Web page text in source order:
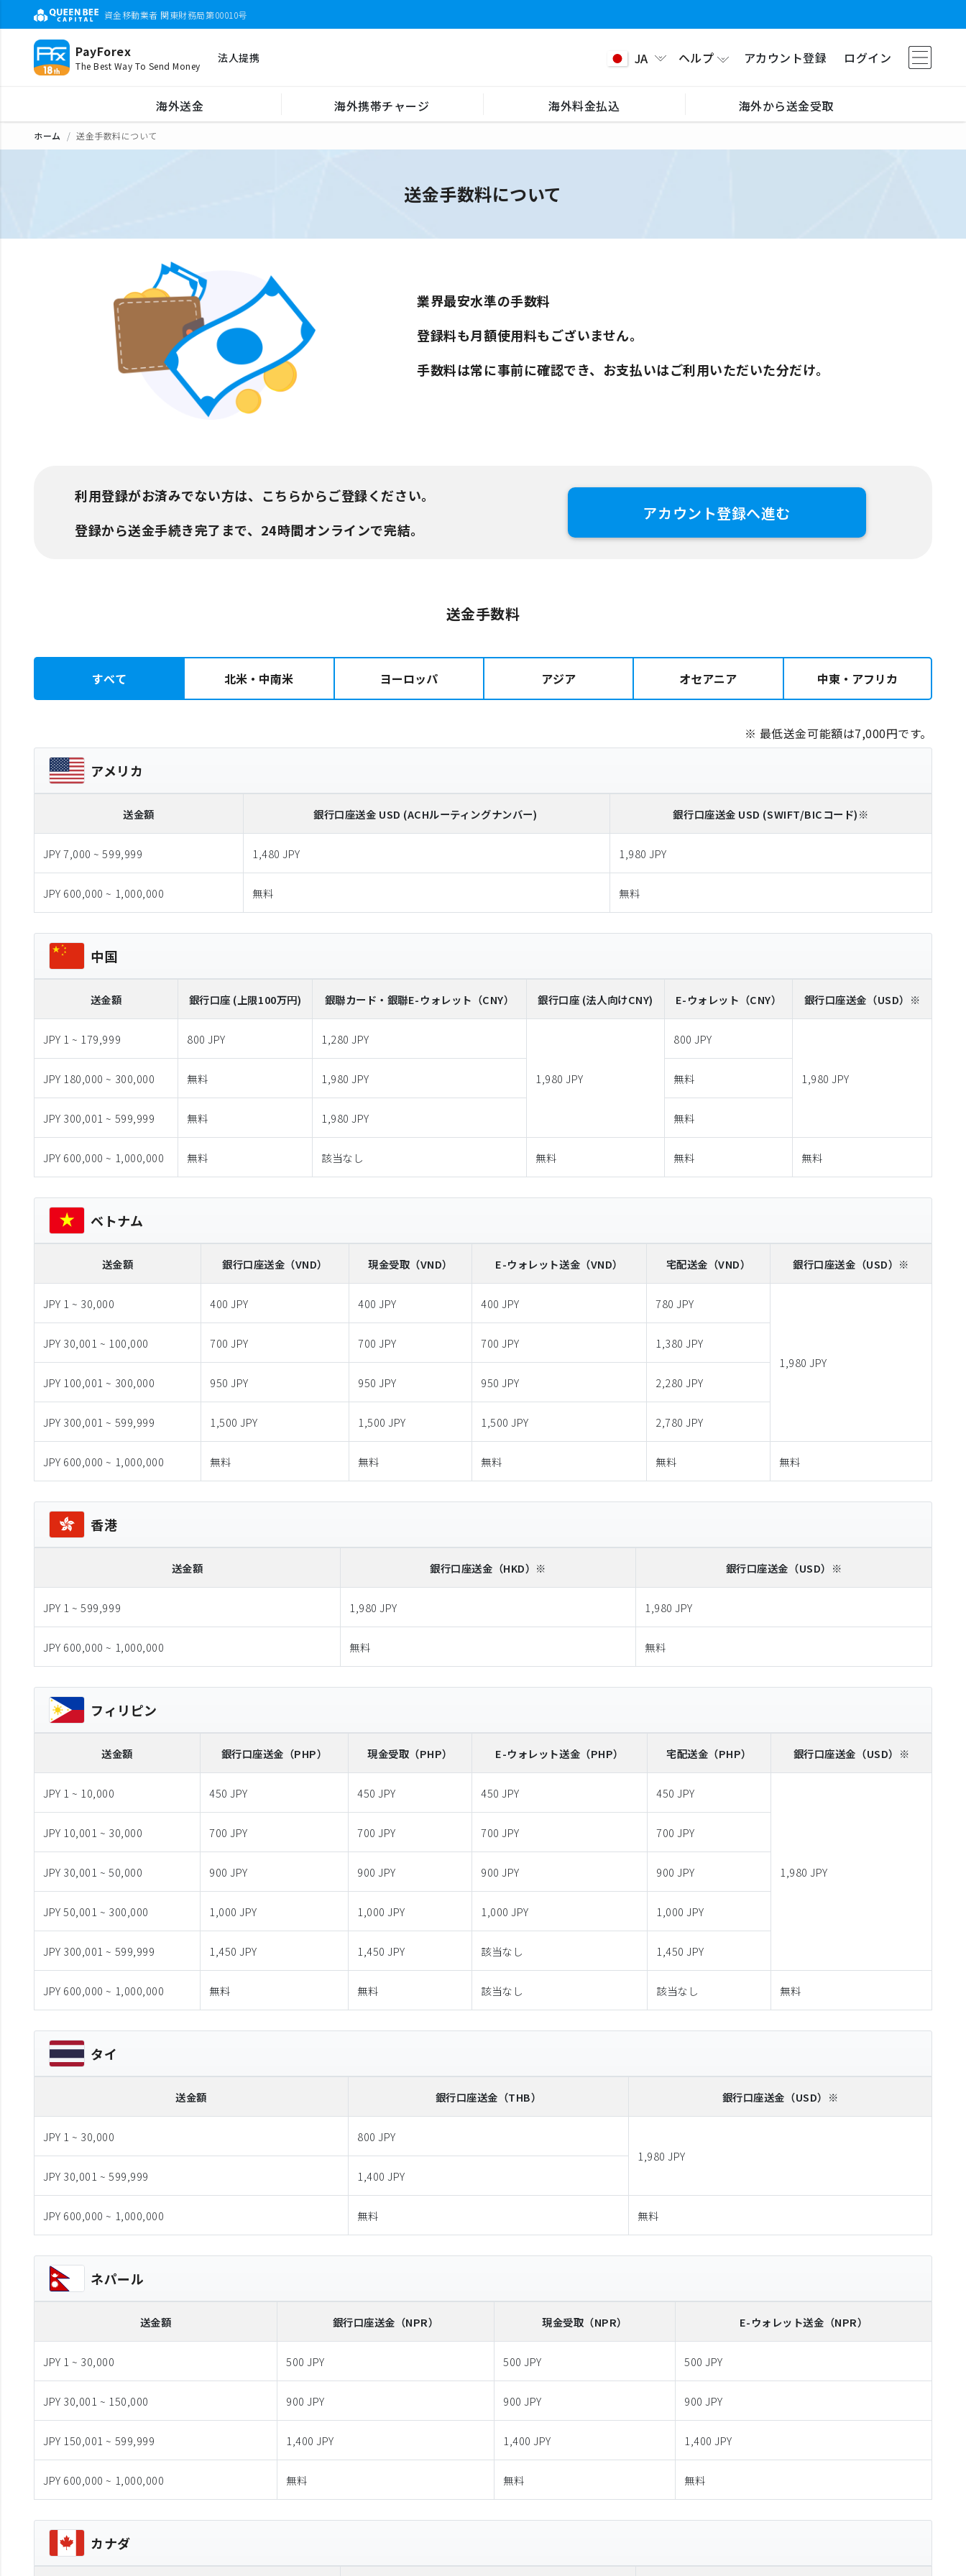
資金移動業者 関東財務局第00010号
PayForex
The Best Way To Send Money
法人提携 JA ヘルプ アカウント登録 ログイン
海外送金 海外携帯チャージ 海外料金払込 海外から送金受取
ホーム 送金手数料について
送金手数料について
業界最安水準の手数料
登録料も月額使用料もございません。
手数料は常に事前に確認でき、お支払いはご利用いただいた分だけ。
利用登録がお済みでない方は、こちらからご登録ください。
登録から送金手続き完了まで、24時間オンラインで完結。
アカウント登録へ進む
送金手数料
すべて 北米・中南米 ヨーロッパ アジア オセアニア 中東・アフリカ
※ 最低送金可能額は7,000円です。
アメリカ
送金額 銀行口座送金 USD (ACHルーティングナンバー) 銀行口座送金 USD (SWIFT/BICコード)※
JPY 7,000 ~ 599,999 1,480 JPY 1,980 JPY
JPY 600,000 ~ 1,000,000 無料 無料
中国
送金額 銀行口座 (上限100万円) 銀聯カード・銀聯E-ウォレット （CNY） 銀行口座 (法人向けCNY) E-ウォレット （CNY） 銀行口座送金 （USD）※
JPY 1 ~ 179,999 800 JPY 1,280 JPY
1,980 JPY
800 JPY
1,980 JPY
JPY 180,000 ~ 300,000 無料 1,980 JPY 無料
JPY 300,001 ~ 599,999 無料 1,980 JPY 無料
JPY 600,000 ~ 1,000,000 無料 該当なし 無料 無料 無料
ベトナム
送金額 銀行口座送金 （VND） 現金受取 （VND） E-ウォレット送金 （VND） 宅配送金 （VND） 銀行口座送金 （USD）※
JPY 1 ~ 30,000 400 JPY 400 JPY 400 JPY 780 JPY
1,980 JPY
JPY 30,001 ~ 100,000 700 JPY 700 JPY 700 JPY 1,380 JPY
JPY 100,001 ~ 300,000 950 JPY 950 JPY 950 JPY 2,280 JPY
JPY 300,001 ~ 599,999 1,500 JPY 1,500 JPY 1,500 JPY 2,780 JPY
JPY 600,000 ~ 1,000,000 無料 無料 無料 無料 無料
香港
送金額 銀行口座送金 （HKD）※ 銀行口座送金 （USD）※
JPY 1 ~ 599,999 1,980 JPY 1,980 JPY
JPY 600,000 ~ 1,000,000 無料 無料
フィリピン
送金額 銀行口座送金 （PHP） 現金受取 （PHP） E-ウォレット送金 （PHP） 宅配送金 （PHP） 銀行口座送金 （USD）※
JPY 1 ~ 10,000 450 JPY 450 JPY 450 JPY 450 JPY
1,980 JPY
JPY 10,001 ~ 30,000 700 JPY 700 JPY 700 JPY 700 JPY
JPY 30,001 ~ 50,000 900 JPY 900 JPY 900 JPY 900 JPY
JPY 50,001 ~ 300,000 1,000 JPY 1,000 JPY 1,000 JPY 1,000 JPY
JPY 300,001 ~ 599,999 1,450 JPY 1,450 JPY 該当なし 1,450 JPY
JPY 600,000 ~ 1,000,000 無料 無料 該当なし 該当なし 無料
タイ
送金額 銀行口座送金 （THB） 銀行口座送金 （USD）※
JPY 1 ~ 30,000
800 JPY
1,980 JPY
JPY 30,001 ~ 599,999
1,400 JPY
JPY 600,000 ~ 1,000,000 無料 無料
ネパール
送金額 銀行口座送金 （NPR） 現金受取 （NPR） E-ウォレット送金 （NPR）
JPY 1 ~ 30,000 500 JPY 500 JPY 500 JPY
JPY 30,001 ~ 150,000 900 JPY 900 JPY 900 JPY
JPY 150,001 ~ 599,999 1,400 JPY 1,400 JPY 1,400 JPY
JPY 600,000 ~ 1,000,000 無料 無料 無料
カナダ